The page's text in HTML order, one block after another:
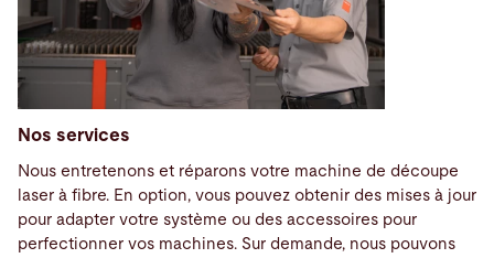
Nos services
Nous entretenons et réparons votre machine de découpe
laser à fibre. En option, vous pouvez obtenir des mises à jour
pour adapter votre système ou des accessoires pour
perfectionner vos machines. Sur demande, nous pouvons